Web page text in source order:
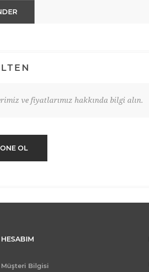
ve fiyatlarımız hakkında bilgi alın.
OL
HESABIM
Müşteri Bilgisi